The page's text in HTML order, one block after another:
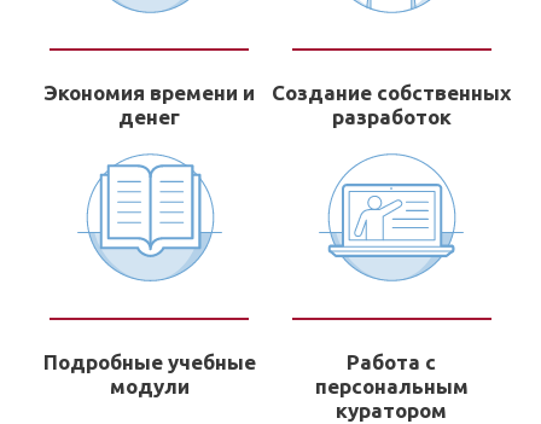
Экономия времени и
денег
Создание собственных
разработок
Подробные учебные
модули
Работа с
персональным
куратором